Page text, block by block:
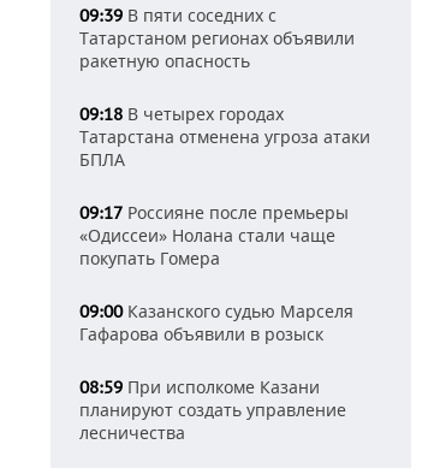
09:39 В пяти соседних с
Татарстаном регионах объявили
ракетную опасность
09:18 В четырех городах
Татарстана отменена угроза атаки
БПЛА
09:17 Россияне после премьеры
«Одиссеи» Нолана стали чаще
покупать Гомера
09:00Казанского судью Марселя
Гафарова объявили в розыск
08:59 При исполкоме Казани
планируют создать управление
лесничества